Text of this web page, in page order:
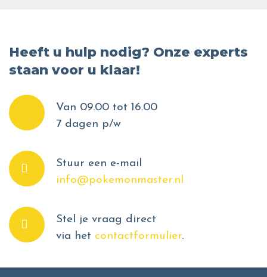
Heeft u hulp nodig? Onze experts
staan voor u klaar!
Van 09.00 tot 16.00
7 dagen p/w
Stuur een e-mail
info@pokemonmaster.nl
Stel je vraag direct
via het contactformulier.